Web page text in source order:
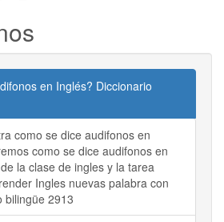
en Inglés? Diccionario
como se dice audifonos en
como se dice audifonos en
la clase de ingles y la tarea
Ingles nuevas palabra con
bilingüe 2913